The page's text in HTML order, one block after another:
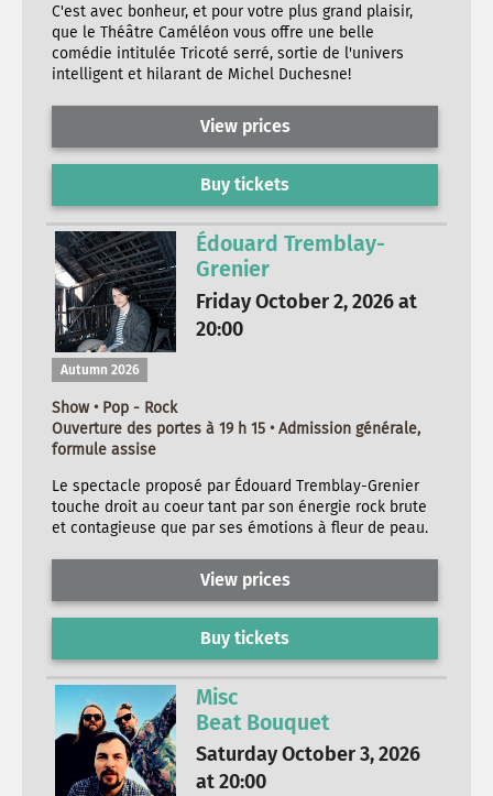
C'est avec bonheur, et pour votre plus grand plaisir,
que le Théâtre Caméléon vous offre une belle
comédie intitulée Tricoté serré, sortie de l'univers
intelligent et hilarant de Michel Duchesne!
View prices
Buy tickets
Édouard Tremblay-
Grenier
Friday October 2, 2026 at
20:00
Autumn 2026
Show • Pop - Rock
Ouverture des portes à 19 h 15 • Admission générale,
formule assise
Le spectacle proposé par Édouard Tremblay-Grenier
touche droit au coeur tant par son énergie rock brute
et contagieuse que par ses émotions à fleur de peau.
View prices
Buy tickets
Misc
Beat Bouquet
Saturday October 3, 2026
at 20:00